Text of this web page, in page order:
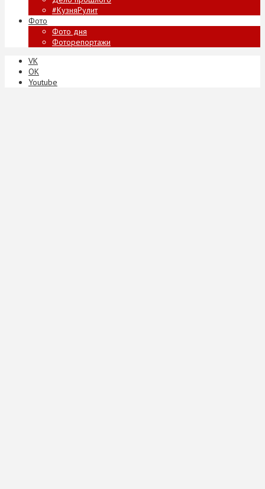
#КузняРулит
Фото
Фото дня
Фоторепортажи
VK
ОК
Youtube